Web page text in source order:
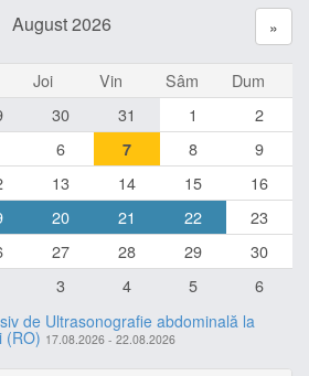
»
August 2026
Joi Vin Sâm
Dum
30 31 1
2
6 7 8
9
13 14 15
16
20 21 22
23
27 28 29
30
3 4 5 6
de Ultrasonografie abdominală la
(RO) 17.08.2026 - 22.08.2026